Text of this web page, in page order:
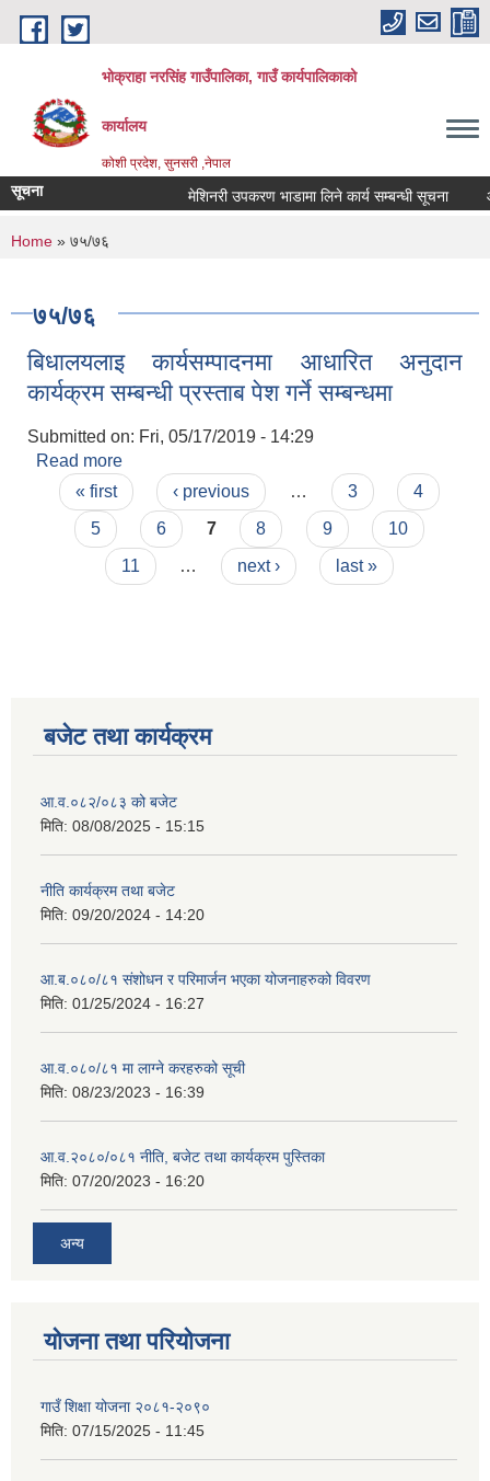
Skip to main content
भोक्राहा नरसिंह गाउँपालिका, गाउँ कार्यपालिकाको
कार्यालय
कोशी प्रदेश, सुनसरी ,नेपाल
सूचना मेशिनरी उपकरण भाडामा लिने कार्य सम्बन्धी सूचना
You are here
Home » ७५/७६
७५/७६
बिधालयलाइ कार्यसम्पादनमा आधारित अनुदान
कार्यक्रम सम्बन्धी प्रस्ताब पेश गर्ने सम्बन्धमा
Submitted on: Fri, 05/17/2019 - 14:29
Read more
कार्यक्रम सम्बन्धी प्रस्ताब पेश गर्ने सम्बन्धमा
Pages
« first ‹ previous … 3
4
5
6 7 8 9
10
11
… next › last »
बजेट तथा कार्यक्रम
आ.व.०८२/०८३ को बजेट
मिति: 08/08/2025 - 15:15
नीति कार्यक्रम तथा बजेट
मिति: 09/20/2024 - 14:20
आ.ब.०८०/८१ संशोधन र परिमार्जन भएका योजनाहरुको विवरण
मिति: 01/25/2024 - 16:27
आ.व.०८०/८१ मा लाग्ने करहरुको सूची
मिति: 08/23/2023 - 16:39
आ.व.२०८०/०८१ नीति, बजेट तथा कार्यक्रम पुस्तिका
मिति: 07/20/2023 - 16:20
अन्य
योजना तथा परियोजना
गाउँ शिक्षा योजना २०८१-२०९०
मिति: 07/15/2025 - 11:45